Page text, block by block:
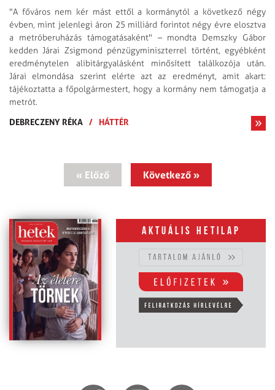
"A főváros nem kér mást ettől a kormánytól a következő négy
évben, mint jelenlegi áron 25 milliárd forintot négy évre elosztva
a metróberuházás támogatásaként" – mondta Demszky Gábor
kedden Járai Zsigmond pénzügyminiszterrel történt, egyébként
eredménytelen alibitárgyalásként minősített találkozója után.
Járai elmondása szerint elérte azt az eredményt, amit akart:
tájékoztatta a főpolgármestert, hogy a kormány nem támogatja a
metrót.
DEBRECZENY RÉKA / HÁTTÉR
« Előző Következő »
Aktuális hetilap